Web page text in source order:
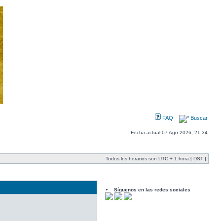
FAQ Buscar
Fecha actual 07 Ago 2026, 21:34
Todos los horarios son UTC + 1 hora [ DST ]
Síguenos en las redes sociales